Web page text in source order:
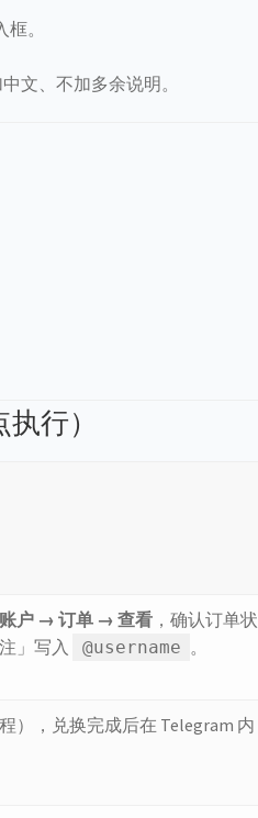
框。
文、不加多余说明。
行）
户 → 订单 → 查看 ，确认订单状
」写入
@username 。
），兑换完成后在 Telegram 内